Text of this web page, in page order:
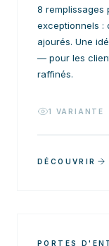
8 remplissages
exceptionnels :
ajourés. Une
— pour les
raffinés.
1 VARIANTE
DÉCOUVRIR
PORTES